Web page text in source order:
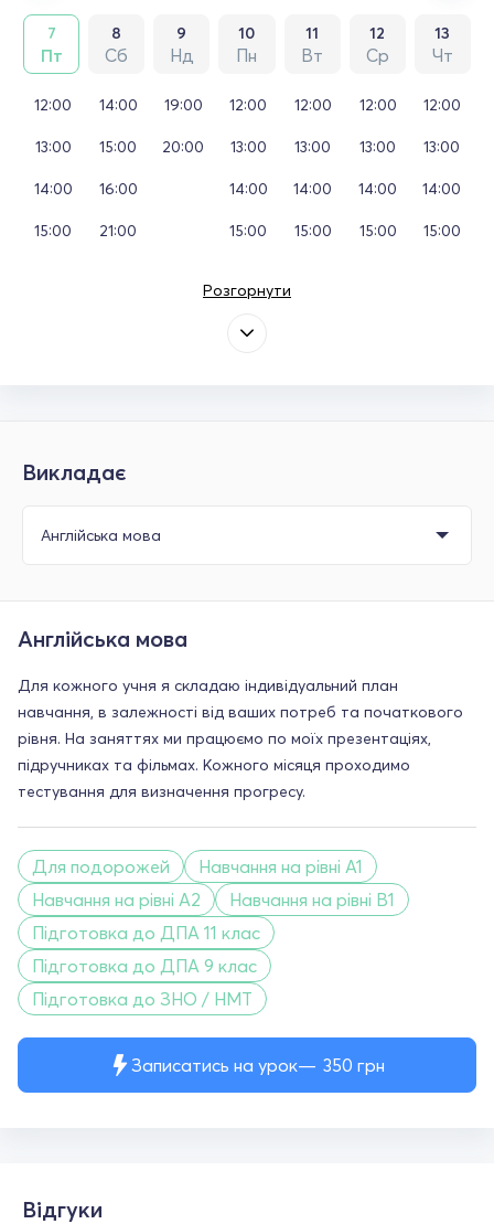
7
Пт
8
Сб
9
Нд
10
Пн
11
Вт
12
Ср
13
Чт
12:00
13:00
14:00
15:00
14:00
15:00
16:00
21:00
19:00
20:00
12:00
13:00
14:00
15:00
12:00
13:00
14:00
15:00
12:00
13:00
14:00
15:00
12:00
13:00
14:00
15:00
Розгорнути
Викладає
Записатись на урок 350 грн
Англійська мова
Для кожного учня я складаю індивідуальний план
навчання, в залежності від ваших потреб та початкового
рівня. На заняттях ми працюємо по моїх презентаціях,
підручниках та фільмах. Кожного місяця проходимо
тестування для визначення прогресу.
Для подорожей
Навчання на рівні A1
Навчання на рівні A2
Навчання на рівні B1
Підготовка до ДПА 11 клас
Підготовка до ДПА 9 клас
Підготовка до ЗНО / НМТ
Відгуки